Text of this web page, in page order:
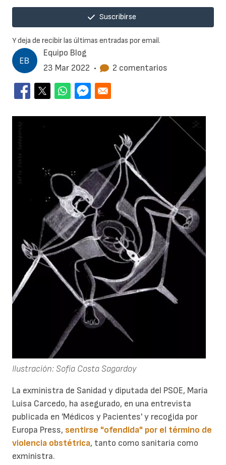
Equipo Blog
23 Mar 2022 • 2 comentarios
Ilustración: Sofía Costa Sagardoy
La exministra de Sanidad y diputada del PSOE, María
Luisa Carcedo, ha asegurado, en una entrevista
publicada en 'Médicos y Pacientes' y recogida por
Europa Press, sentirse "ofendida" por el término de
violencia obstétrica, tanto como sanitaria como
exministra.
Suscribirse
Y deja de recibir las últimas entradas por email.